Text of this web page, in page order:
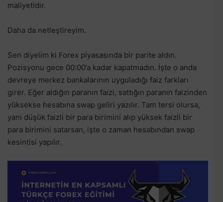
maliyetidir.
Daha da netleştireyim.
Sen diyelim ki Forex piyasasında bir parite aldın.
Pozisyonu gece 00:00’a kadar kapatmadın. İşte o anda
devreye merkez bankalarının uyguladığı faiz farkları
girer. Eğer aldığın paranın faizi, sattığın paranın faizinden
yüksekse hesabına swap geliri yazılır. Tam tersi olursa,
yani düşük faizli bir para birimini alıp yüksek faizli bir
para birimini satarsan, işte o zaman hesabından swap
kesintisi yapılır.